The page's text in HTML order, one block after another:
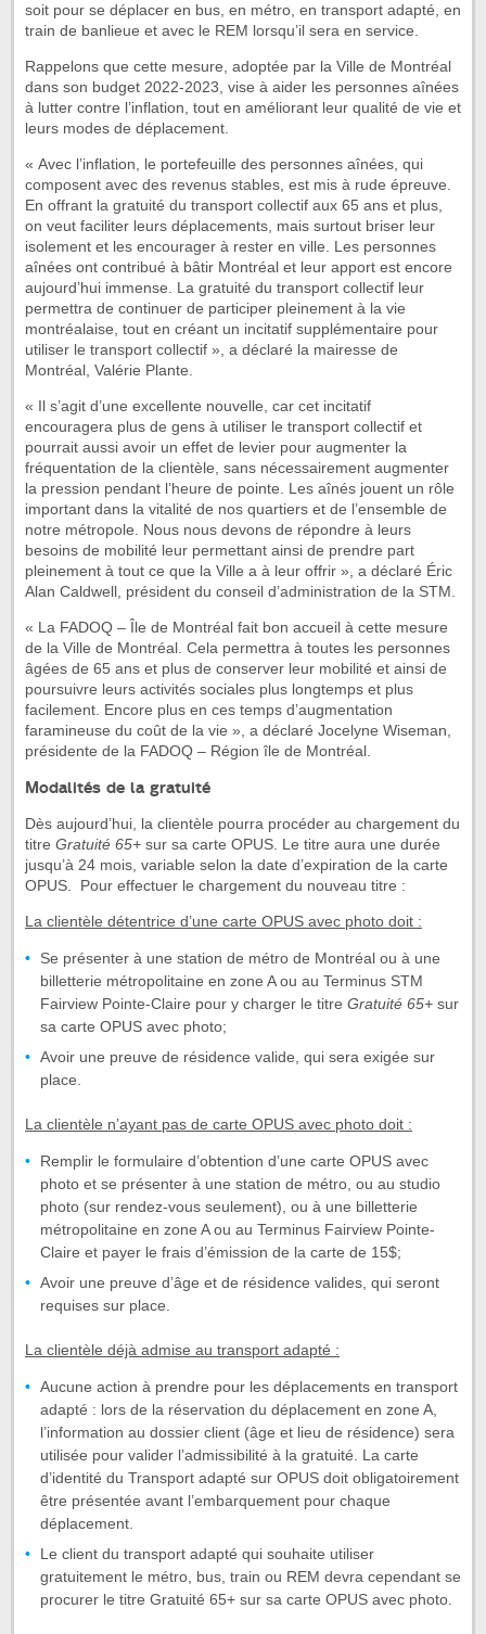
soit pour se déplacer en bus, en métro, en transport adapté, en
train de banlieue et avec le REM lorsqu’il sera en service.
Rappelons que cette mesure, adoptée par la Ville de Montréal
dans son budget 2022-2023, vise à aider les personnes aînées
à lutter contre l’inflation, tout en améliorant leur qualité de vie et
leurs modes de déplacement.
« Avec l’inflation, le portefeuille des personnes aînées, qui
composent avec des revenus stables, est mis à rude épreuve.
En offrant la gratuité du transport collectif aux 65 ans et plus,
on veut faciliter leurs déplacements, mais surtout briser leur
isolement et les encourager à rester en ville. Les personnes
aînées ont contribué à bâtir Montréal et leur apport est encore
aujourd’hui immense. La gratuité du transport collectif leur
permettra de continuer de participer pleinement à la vie
montréalaise, tout en créant un incitatif supplémentaire pour
utiliser le transport collectif », a déclaré la mairesse de
Montréal, Valérie Plante.
« Il s’agit d’une excellente nouvelle, car cet incitatif
encouragera plus de gens à utiliser le transport collectif et
pourrait aussi avoir un effet de levier pour augmenter la
fréquentation de la clientèle, sans nécessairement augmenter
la pression pendant l’heure de pointe. Les aînés jouent un rôle
important dans la vitalité de nos quartiers et de l’ensemble de
notre métropole. Nous nous devons de répondre à leurs
besoins de mobilité leur permettant ainsi de prendre part
pleinement à tout ce que la Ville a à leur offrir », a déclaré Éric
Alan Caldwell, président du conseil d’administration de la STM.
« La FADOQ – Île de Montréal fait bon accueil à cette mesure
de la Ville de Montréal. Cela permettra à toutes les personnes
âgées de 65 ans et plus de conserver leur mobilité et ainsi de
poursuivre leurs activités sociales plus longtemps et plus
facilement. Encore plus en ces temps d’augmentation
faramineuse du coût de la vie », a déclaré Jocelyne Wiseman,
présidente de la FADOQ – Région île de Montréal.
Modalités de la gratuité
Dès aujourd’hui, la clientèle pourra procéder au chargement du
titre Gratuité 65+ sur sa carte OPUS. Le titre aura une durée
jusqu’à 24 mois, variable selon la date d’expiration de la carte
OPUS. Pour effectuer le chargement du nouveau titre :
La clientèle détentrice d’une carte OPUS avec photo doit :
Se présenter à une station de métro de Montréal ou à une
billetterie métropolitaine en zone A ou au Terminus STM
Fairview Pointe-Claire pour y charger le titre Gratuité 65+ sur
sa carte OPUS avec photo;
Avoir une preuve de résidence valide, qui sera exigée sur
place.
La clientèle n’ayant pas de carte OPUS avec photo doit :
Remplir le formulaire d’obtention d’une carte OPUS avec
photo et se présenter à une station de métro, ou au studio
photo (sur rendez-vous seulement), ou à une billetterie
métropolitaine en zone A ou au Terminus Fairview Pointe-
Claire et payer le frais d’émission de la carte de 15$;
Avoir une preuve d’âge et de résidence valides, qui seront
requises sur place.
La clientèle déjà admise au transport adapté :
Aucune action à prendre pour les déplacements en transport
adapté : lors de la réservation du déplacement en zone A,
l’information au dossier client (âge et lieu de résidence) sera
utilisée pour valider l’admissibilité à la gratuité. La carte
d’identité du Transport adapté sur OPUS doit obligatoirement
être présentée avant l’embarquement pour chaque
déplacement.
Le client du transport adapté qui souhaite utiliser
gratuitement le métro, bus, train ou REM devra cependant se
procurer le titre Gratuité 65+ sur sa carte OPUS avec photo.